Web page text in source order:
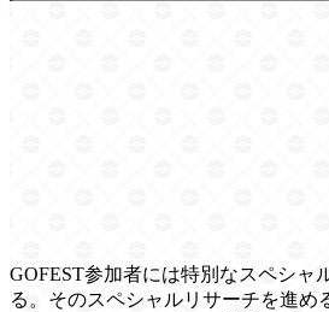
GOFEST参加者には特別なスペシャ
る。そのスペシャルリサーチを進め